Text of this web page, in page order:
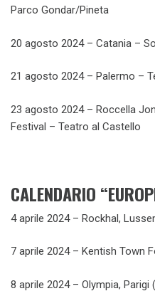
Parco Gondar/Pineta
20 agosto 2024 – Catania –
21 agosto 2024 – Palermo –
23 agosto 2024 – Roccella
Festival – Teatro al Castello
CALENDARIO
4 aprile 2024 – Rockhal,
7 aprile 2024 – Kentish Town
8 aprile 2024 – Olympia, Parigi